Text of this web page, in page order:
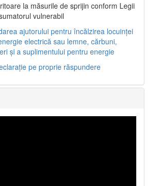
la măsurile de sprijin conform Legii
vulnerabil
ajutorului pentru încălzirea locuinței
electrică sau lemne, cărbuni,
și a suplimentului pentru energie
pe proprie răspundere